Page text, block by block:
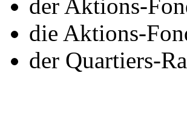
der Aktions-
die Aktions-
der Quartiers-